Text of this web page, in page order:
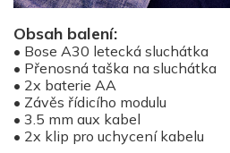
Obsah balení:
• Bose A30 letecká sluchátka
• Přenosná taška na sluchátka
• 2x baterie AA
• Závěs řídicího modulu
• 3.5 mm aux kabel
• 2x klip pro uchycení kabelu